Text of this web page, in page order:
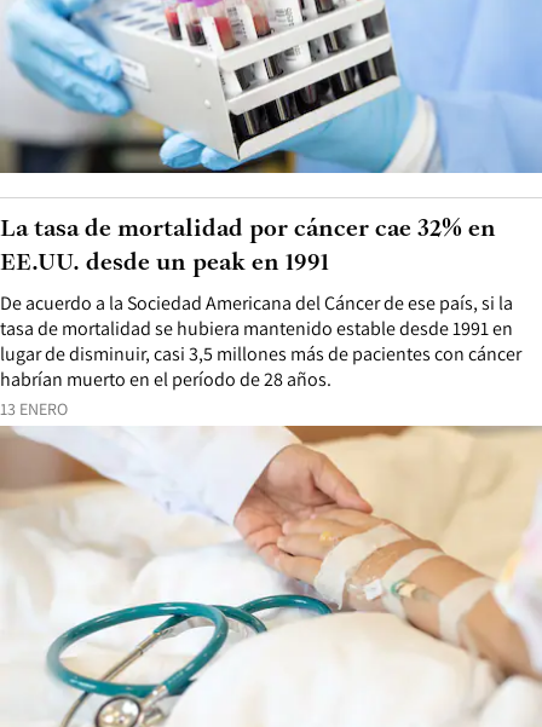
13 ENERO
De acuerdo a la Sociedad Americana del Cáncer de ese país, si la
tasa de mortalidad se hubiera mantenido estable desde 1991 en
lugar de disminuir, casi 3,5 millones más de pacientes con cáncer
habrían muerto en el período de 28 años.
La tasa de mortalidad por cáncer cae 32% en
EE.UU. desde un peak en 1991